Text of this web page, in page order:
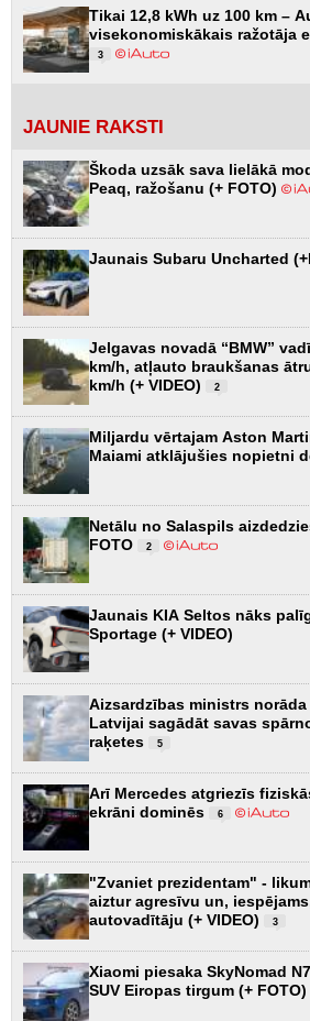
Tikai 12,8 kWh uz 100 km –
visekonomiskākais ražotāja
3
JAUNIE RAKSTI
Škoda uzsāk sava lielākā
Peaq, ražošanu (+ FOTO)
Jaunais Subaru Uncharted
Jelgavas novadā “BMW”
km/h, atļauto braukšanas
km/h (+ VIDEO)
2
Miljardu vērtajam Aston
Maiami atklājušies nopietni
Netālu no Salaspils
FOTO
2
Jaunais KIA Seltos nāks
Sportage (+ VIDEO)
Aizsardzības ministrs
Latvijai sagādāt savas
raķetes
5
Arī Mercedes atgriezīs
ekrāni dominēs
6
"Zvaniet prezidentam" -
aiztur agresīvu un,
autovadītāju (+ VIDEO)
3
Xiaomi piesaka SkyNomad
SUV Eiropas tirgum (+ FOTO)